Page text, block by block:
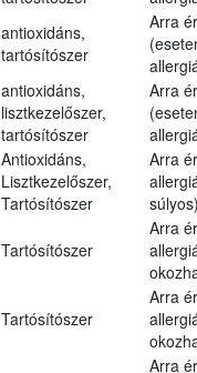
antioxidáns,
tartósítószer
Arra
antioxidáns,
lisztkezelőszer,
tartósítószer
Arra
Antioxidáns,
Lisztkezelőszer,
Tartósítószer
Arra
Tartósítószer
Arra
Tartósítószer
Arra
Arra